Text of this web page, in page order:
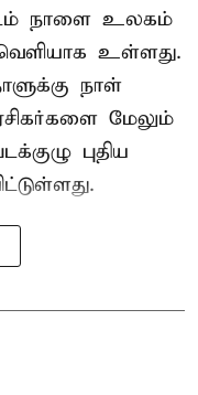
நாளை உலகம்
வெளியாக உள்ளது.
நாள்
மேலும்
புதிய